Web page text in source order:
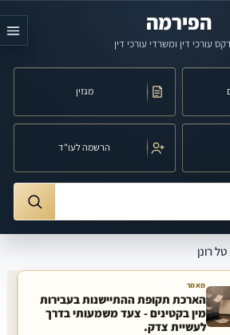
הפירמה
עורכי דין ומשרדי עורכי דין
מגזין
הרשמה לעו"ד
משפט או עיר
רונן
מאמר
הארכת תקופת ההתיישנות בעבירות
מין בקטינים - צעד משמעותי בדרך
לעשיית צדק.